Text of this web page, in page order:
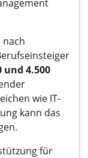
nach
und 4.500
wie IT-
kann das
für